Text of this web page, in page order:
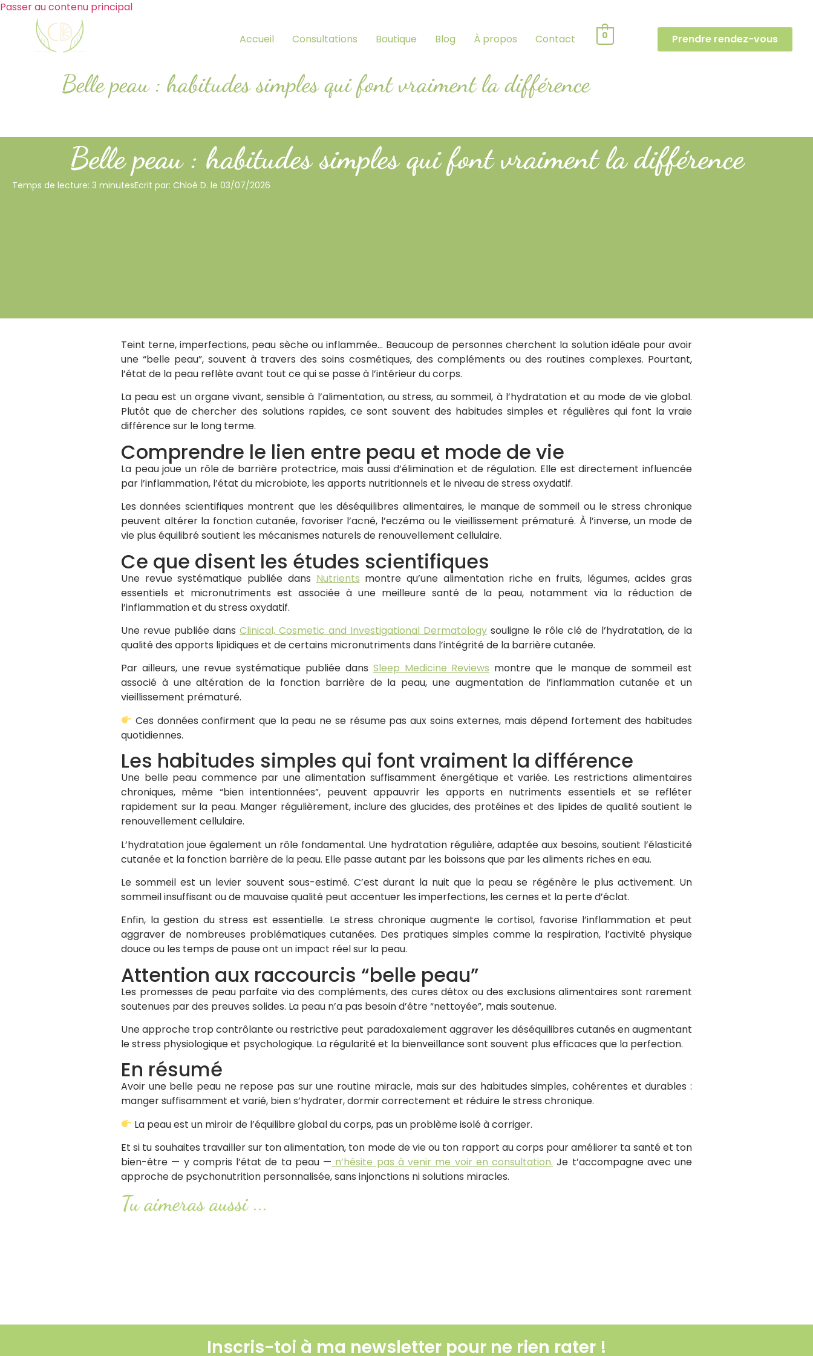
Passer au contenu principal
Accueil Consultations Boutique Blog À propos Contact 0 Prendre rendez-vous
Belle peau : habitudes simples qui font vraiment la différence
Belle peau : habitudes simples qui font vraiment la différence
Temps de lecture: 3 minutesEcrit par: Chloé D. le 03/07/2026
Teint terne, imperfections, peau sèche ou inflammée… Beaucoup de personnes cherchent la solution idéale pour avoir
une “belle peau”, souvent à travers des soins cosmétiques, des compléments ou des routines complexes. Pourtant,
l’état de la peau reflète avant tout ce qui se passe à l’intérieur du corps.
La peau est un organe vivant, sensible à l’alimentation, au stress, au sommeil, à l’hydratation et au mode de vie global.
Plutôt que de chercher des solutions rapides, ce sont souvent des habitudes simples et régulières qui font la vraie
différence sur le long terme.
Comprendre le lien entre peau et mode de vie
La peau joue un rôle de barrière protectrice, mais aussi d’élimination et de régulation. Elle est directement influencée
par l’inflammation, l’état du microbiote, les apports nutritionnels et le niveau de stress oxydatif.
Les données scientifiques montrent que les déséquilibres alimentaires, le manque de sommeil ou le stress chronique
peuvent altérer la fonction cutanée, favoriser l’acné, l’eczéma ou le vieillissement prématuré. À l’inverse, un mode de
vie plus équilibré soutient les mécanismes naturels de renouvellement cellulaire.
Ce que disent les études scientifiques
Une revue systématique publiée dans Nutrients montre qu’une alimentation riche en fruits, légumes, acides gras
essentiels et micronutriments est associée à une meilleure santé de la peau, notamment via la réduction de
l’inflammation et du stress oxydatif.
Une revue publiée dans Clinical, Cosmetic and Investigational Dermatology souligne le rôle clé de l’hydratation, de la
qualité des apports lipidiques et de certains micronutriments dans l’intégrité de la barrière cutanée.
Par ailleurs, une revue systématique publiée dans Sleep Medicine Reviews montre que le manque de sommeil est
associé à une altération de la fonction barrière de la peau, une augmentation de l’inflammation cutanée et un
vieillissement prématuré.
Ces données confirment que la peau ne se résume pas aux soins externes, mais dépend fortement des habitudes
quotidiennes.
Les habitudes simples qui font vraiment la différence
Une belle peau commence par une alimentation suffisamment énergétique et variée. Les restrictions alimentaires
chroniques, même “bien intentionnées”, peuvent appauvrir les apports en nutriments essentiels et se refléter
rapidement sur la peau. Manger régulièrement, inclure des glucides, des protéines et des lipides de qualité soutient le
renouvellement cellulaire.
L’hydratation joue également un rôle fondamental. Une hydratation régulière, adaptée aux besoins, soutient l’élasticité
cutanée et la fonction barrière de la peau. Elle passe autant par les boissons que par les aliments riches en eau.
Le sommeil est un levier souvent sous-estimé. C’est durant la nuit que la peau se régénère le plus activement. Un
sommeil insuffisant ou de mauvaise qualité peut accentuer les imperfections, les cernes et la perte d’éclat.
Enfin, la gestion du stress est essentielle. Le stress chronique augmente le cortisol, favorise l’inflammation et peut
aggraver de nombreuses problématiques cutanées. Des pratiques simples comme la respiration, l’activité physique
douce ou les temps de pause ont un impact réel sur la peau.
Attention aux raccourcis “belle peau”
Les promesses de peau parfaite via des compléments, des cures détox ou des exclusions alimentaires sont rarement
soutenues par des preuves solides. La peau n’a pas besoin d’être “nettoyée”, mais soutenue.
Une approche trop contrôlante ou restrictive peut paradoxalement aggraver les déséquilibres cutanés en augmentant
le stress physiologique et psychologique. La régularité et la bienveillance sont souvent plus efficaces que la perfection.
En résumé
Avoir une belle peau ne repose pas sur une routine miracle, mais sur des habitudes simples, cohérentes et durables :
manger suffisamment et varié, bien s’hydrater, dormir correctement et réduire le stress chronique.
La peau est un miroir de l’équilibre global du corps, pas un problème isolé à corriger.
Et si tu souhaites travailler sur ton alimentation, ton mode de vie ou ton rapport au corps pour améliorer ta santé et ton
bien-être — y compris l’état de ta peau — n’hésite pas à venir me voir en consultation. Je t’accompagne avec une
approche de psychonutrition personnalisée, sans injonctions ni solutions miracles.
Tu aimeras aussi ...
Inscris-toi à ma newsletter pour ne rien rater !